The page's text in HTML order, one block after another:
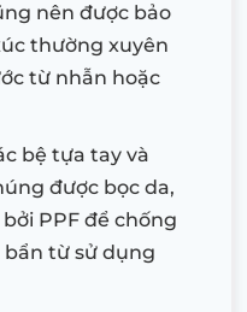
nên được bảo
thường xuyên
từ nhẫn hoặc
bệ tựa tay và
được bọc da,
PPF để chống
bẩn từ sử dụng